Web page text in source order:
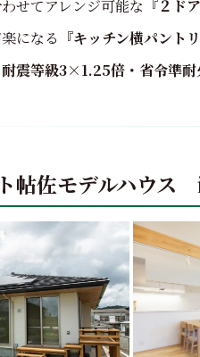
せてアレンジ可能な 『２ド
になる 『キッチン横パントリ
耐震等級3×1.25倍・省令準耐
帖佐モデルハウス